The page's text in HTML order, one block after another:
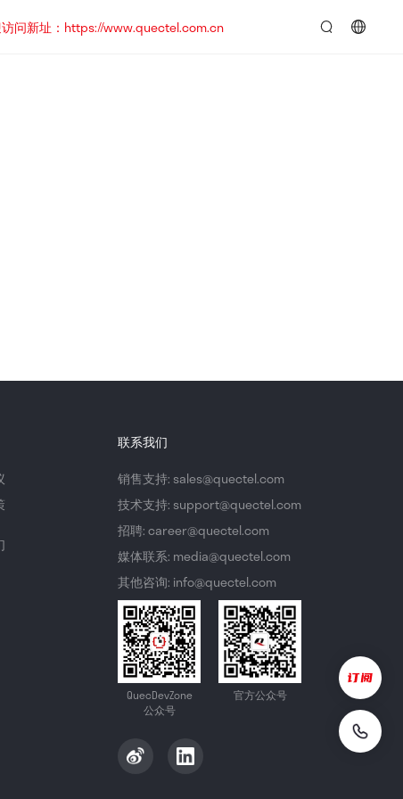
问新址：https://www.quectel.com.cn
联系我们
销售支持: sales@quectel.com
技术支持: support@quectel.com
招聘: career@quectel.com
媒体联系: media@quectel.com
其他咨询: info@quectel.com
QuecDevZone
公众号
官方公众号